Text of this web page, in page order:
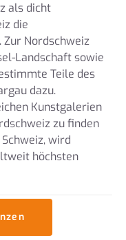
als dicht
die
Nordschweiz
Landschaft sowie
Teile des
dazu.
Kunstgalerien
zu finden
wird
höchsten